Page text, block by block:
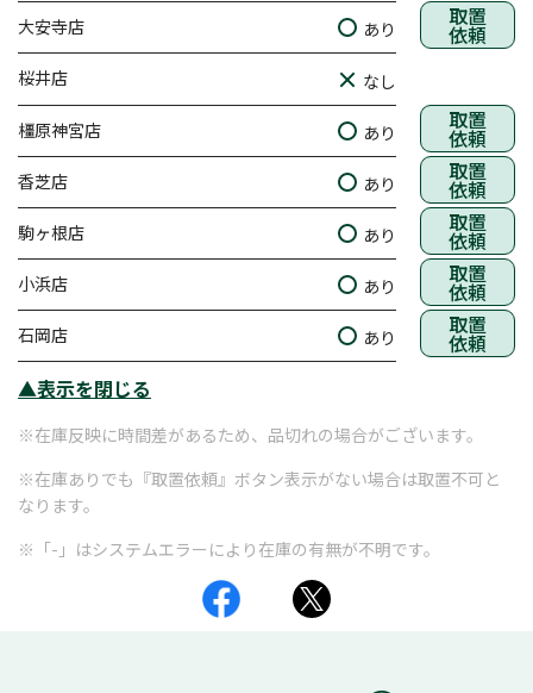
大安寺店 あり 取置
依頼
桜井店 なし
橿原神宮店 あり 取置
依頼
香芝店 あり 取置
依頼
駒ヶ根店 あり 取置
依頼
小浜店 あり 取置
依頼
石岡店 あり 取置
依頼
▲表示を閉じる
※在庫反映に時間差があるため、品切れの場合がございます。
※在庫ありでも『取置依頼』ボタン表示がない場合は取置不可と
なります。
※「-」はシステムエラーにより在庫の有無が不明です。